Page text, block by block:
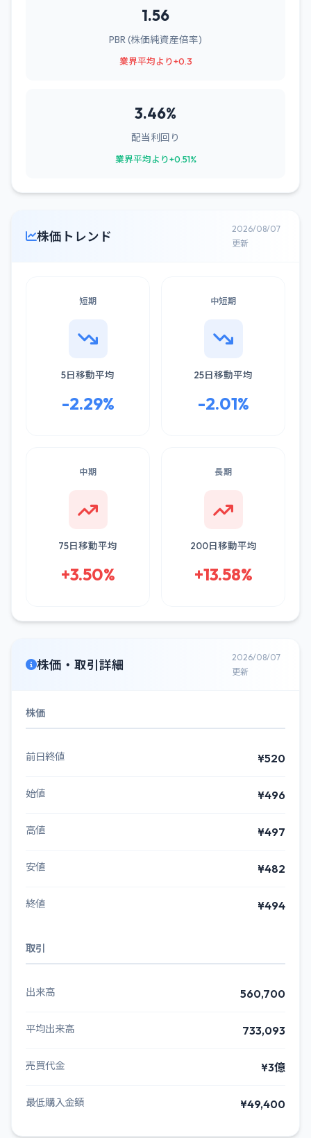
1.56
PBR (株価純資産倍率)
業界平均より+0.3
3.46%
配当利回り
業界平均より+0.51%
株価トレンド
2026/08/07
更新
短期
5日移動平均
-2.29%
中短期
25日移動平均
-2.01%
中期
75日移動平均
+3.50%
長期
200日移動平均
+13.58%
株価・取引詳細
2026/08/07
更新
株価
前日終値 ¥520
始値 ¥496
高値 ¥497
安値 ¥482
終値 ¥494
取引
出来高 560,700
平均出来高 733,093
売買代金 ¥3億
最低購入金額 ¥49,400